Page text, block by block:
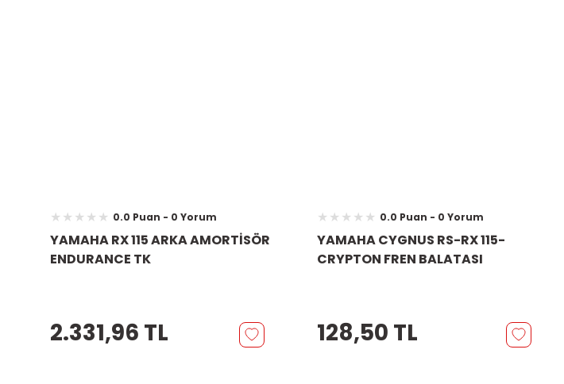
0.0 Puan - 0 Yorum
YAMAHA RX 115 ARKA AMORTİSÖR
ENDURANCE TK
2.331,96 TL
0.0 Puan - 0 Yorum
YAMAHA CYGNUS RS-RX 115-
CRYPTON FREN BALATASI
128,50 TL